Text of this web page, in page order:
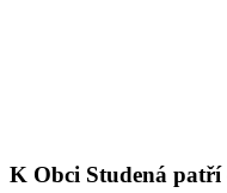
K Obci Studená patří